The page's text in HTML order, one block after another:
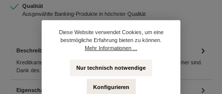
Qualität
Ausgewählte Banking-Produkte in höchster Qualität
Beschreibung
Kreditkartenhülle aus Edelstahl mit NFC-Schutz, damit Ihre Daten sicher sind.
Dank des Materials Edelstahl, als nicht magn…Mehr
Eigenschaften
Diese Website verwendet Cookies, um eine
bestmögliche Erfahrung bieten zu können.
Mehr Informationen ...
Nur technisch notwendige
Konfigurieren